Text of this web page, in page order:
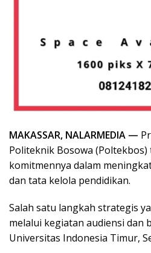
MAKASSAR, NALARMEDIA —
Politeknik Bosowa
komitmennya dalam
dan tata kelola pendidikan.
Salah satu langkah strategis
melalui kegiatan audiensi dan
Universitas Indonesia Timur,